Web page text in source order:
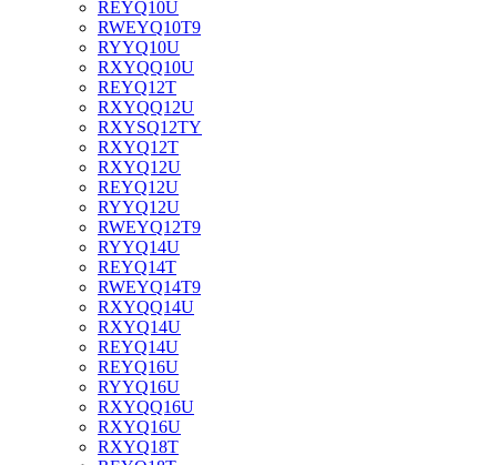
REYQ10U
RWEYQ10T9
RYYQ10U
RXYQQ10U
REYQ12T
RXYQQ12U
RXYSQ12TY
RXYQ12T
RXYQ12U
REYQ12U
RYYQ12U
RWEYQ12T9
RYYQ14U
REYQ14T
RWEYQ14T9
RXYQQ14U
RXYQ14U
REYQ14U
REYQ16U
RYYQ16U
RXYQQ16U
RXYQ16U
RXYQ18T